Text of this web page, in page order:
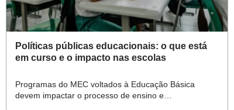
Políticas públicas educacionais: o que está
em curso e o impacto nas escolas
Programas do MEC voltados à Educação Básica
devem impactar o processo de ensino e